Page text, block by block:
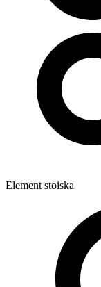
Element stoiska